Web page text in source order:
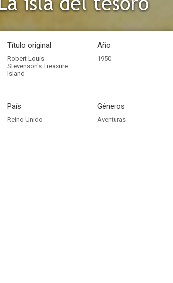
Título original
Robert Louis
Stevenson's Treasure
Island
Año
1950
País
Reino Unido
Géneros
Aventuras